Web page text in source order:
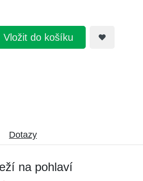
Vložit do košíku
Dotazy
na pohlaví